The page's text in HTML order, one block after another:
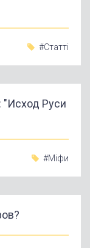
#Статті
Руси
#Міфи